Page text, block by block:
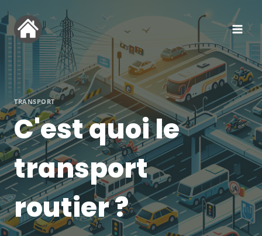
au
contenu
TRANSPORT
C'est quoi le
transport
routier ?